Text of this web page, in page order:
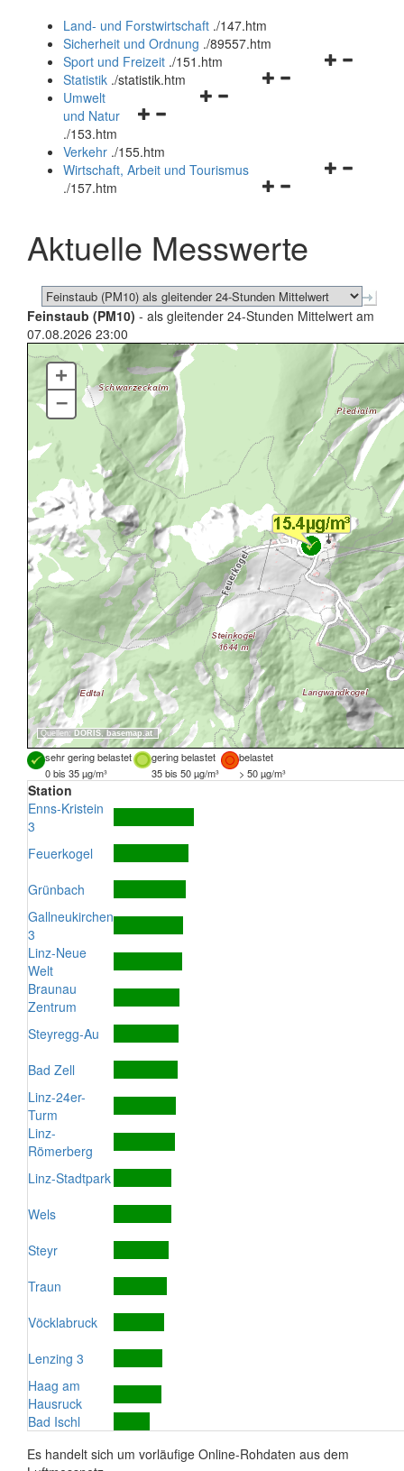
und
schließen
Land- und Forstwirtschaft ./147.htm
Sicherheit und Ordnung ./89557.htm
Navigationsmenü
Sport und Freizeit ./151.htm
Navigationsmenü
Statistik ./statistik.htm
Navigationsmenü
und
schließen
Umwelt
und Natur
./153.htm
Verkehr ./155.htm
Navigationsmenü
schließen
Wirtschaft, Arbeit und Tourismus
./157.htm
Aktuelle Messwerte
Feinstaub (PM10) - als gleitender 24-Stunden Mittelwert am
07.08.2026 23:00
Quellen: DORIS, basemap.at
+
–
sehr gering belastet gering belastet
belastet
0 bis 35 µg/m³
35 bis 50 µg/m³ > 50 µg/m³
Station
Enns-Kristein
3
Feuerkogel
Grünbach
Gallneukirchen
3
Linz-Neue
Welt
Braunau
Zentrum
Steyregg-Au
Bad Zell
Linz-24er-
Turm
Linz-
Römerberg
Linz-Stadtpark
Wels
Steyr
Traun
Vöcklabruck
Lenzing 3
Haag am
Hausruck
Bad Ischl
Es handelt sich um vorläufige Online-Rohdaten aus dem